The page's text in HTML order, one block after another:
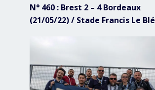
N° 460 : Brest 2 – 4 Bordeaux
(21/05/22) / Stade Francis Le Blé